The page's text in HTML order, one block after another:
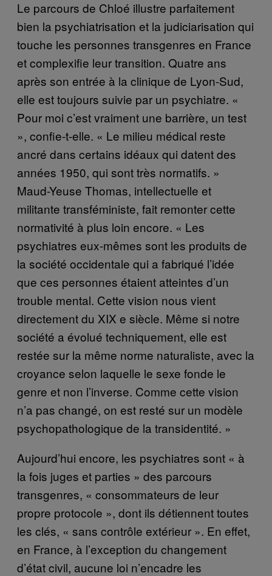
Le parcours de Chloé illustre parfaitement
bien la psychiatrisation et la judiciarisation qui
touche les personnes transgenres en France
et complexifie leur transition. Quatre ans
après son entrée à la clinique de Lyon-Sud,
elle est toujours suivie par un psychiatre. «
Pour moi c’est vraiment une barrière, un test
», confie-t-elle. « Le milieu médical reste
ancré dans certains idéaux qui datent des
années 1950, qui sont très normatifs. »
Maud-Yeuse Thomas, intellectuelle et
militante transféministe, fait remonter cette
normativité à plus loin encore. « Les
psychiatres eux-mêmes sont les produits de
la société occidentale qui a fabriqué l’idée
que ces personnes étaient atteintes d’un
trouble mental. Cette vision nous vient
directement du XIX e siècle. Même si notre
société a évolué techniquement, elle est
restée sur la même norme naturaliste, avec la
croyance selon laquelle le sexe fonde le
genre et non l’inverse. Comme cette vision
n’a pas changé, on est resté sur un modèle
psychopathologique de la transidentité. »
Aujourd’hui encore, les psychiatres sont « à
la fois juges et parties » des parcours
transgenres, « consommateurs de leur
propre protocole », dont ils détiennent toutes
les clés, « sans contrôle extérieur ». En effet,
en France, à l’exception du changement
d’état civil, aucune loi n’encadre les